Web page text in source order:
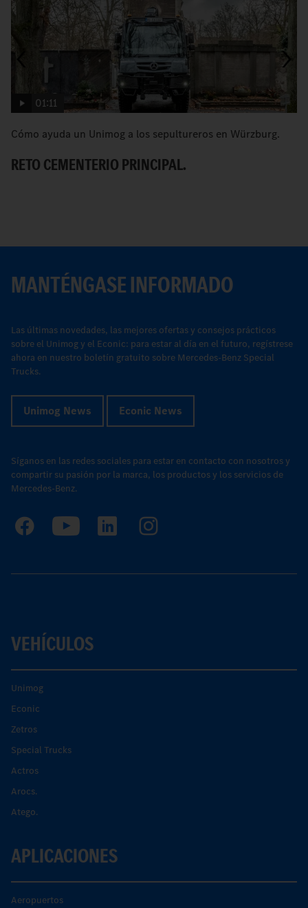
01:11
Cómo ayuda un Unimog a los sepultureros en Würzburg.
RETO CEMENTERIO PRINCIPAL.
MANTÉNGASE INFORMADO
Las últimas novedades, las mejores ofertas y consejos prácticos
sobre el Unimog y el Econic: para estar al día en el futuro, regístrese
ahora en nuestro boletín gratuito sobre Mercedes-Benz Special
Trucks.
Unimog News Econic News
Síganos en las redes sociales para estar en contacto con nosotros y
compartir su pasión por la marca, los productos y los servicios de
Mercedes-Benz.
VEHÍCULOS
Unimog
Econic
Zetros
Special Trucks
Actros
Arocs.
Atego.
APLICACIONES
Aeropuertos